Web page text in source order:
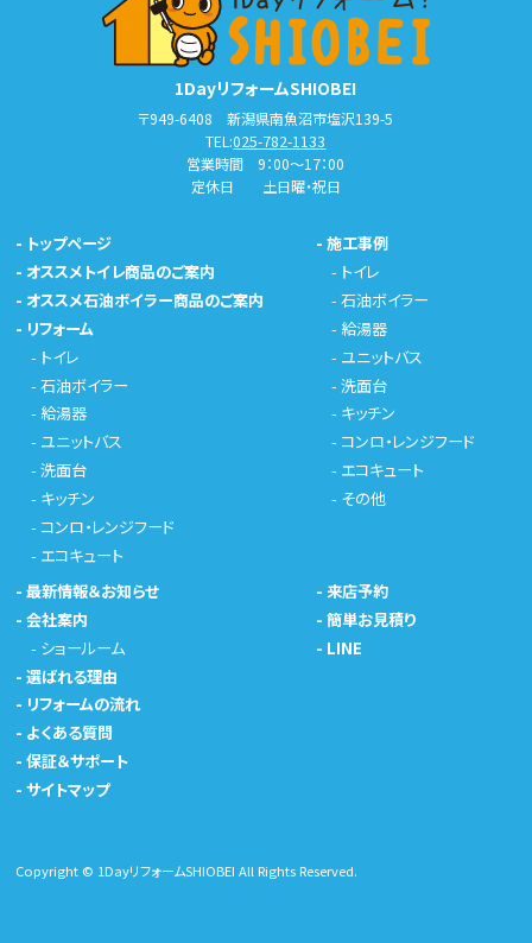
1DayリフォームSHIOBEI
〒949-6408 新潟県南魚沼市塩沢139-5
TEL:025-782-1133
営業時間 9：00～17：00
定休日 土日曜・祝日
- トップページ
- オススメトイレ商品のご案内
- オススメ石油ボイラー商品のご案内
- リフォーム
- トイレ
-石油ボイラー
- 給湯器
- ユニットバス
-洗面台
- キッチン
- コンロ・レンジフード
- エコキュート
-施工事例
- トイレ
-石油ボイラー
- 給湯器
- ユニットバス
-洗面台
- キッチン
- コンロ・レンジフード
- エコキュート
- その他
-最新情報＆お知らせ
-会社案内
- ショールーム
-選ばれる理由
- リフォームの流れ
- よくある質問
-保証＆サポート
-サイトマップ
-来店予約
-簡単お見積り
- LINE
Copyright © 1DayリフォームSHIOBEI All Rights Reserved.